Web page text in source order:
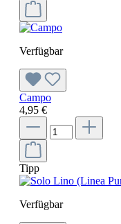
Verfügbar
Campo
4,95 €
Tipp
Verfügbar